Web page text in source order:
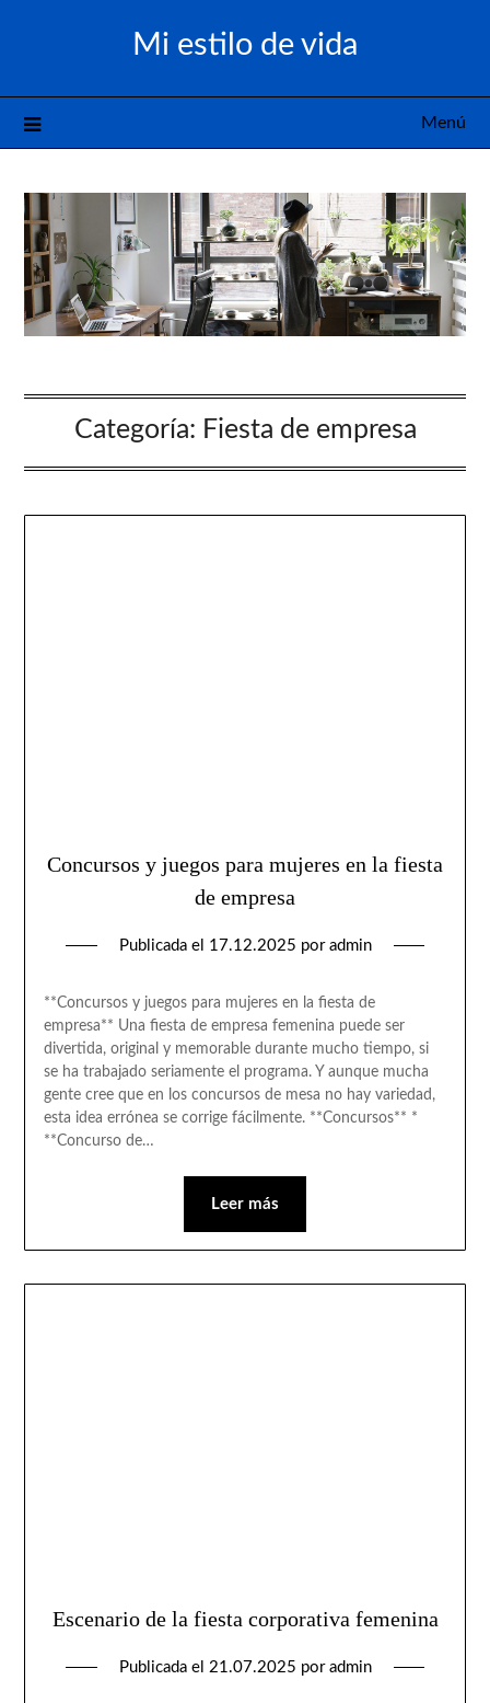
Mi estilo de vida
Menú
Categoría: Fiesta de empresa
Concursos y juegos para mujeres en la fiesta
de empresa
Publicada el 17.12.2025 por admin
**Concursos y juegos para mujeres en la fiesta de
empresa** Una fiesta de empresa femenina puede ser
divertida, original y memorable durante mucho tiempo, si
se ha trabajado seriamente el programa. Y aunque mucha
gente cree que en los concursos de mesa no hay variedad,
esta idea errónea se corrige fácilmente. **Concursos** *
**Concurso de…
Leer más
Escenario de la fiesta corporativa femenina
Publicada el 21.07.2025 por admin